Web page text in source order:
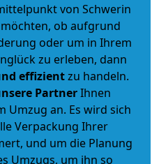
von Schwerin
ob aufgrund
oder um in Ihrem
zu erleben, dann
effizientzu handeln.
PartnerIhnen
Umzug an. Es wird sich
Verpackung Ihrer
und um die Planung
Umzugs, um ihn so